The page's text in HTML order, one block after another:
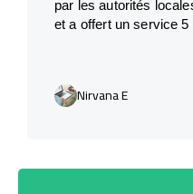
par les autorités
et a offert un service 5
Nirvana E